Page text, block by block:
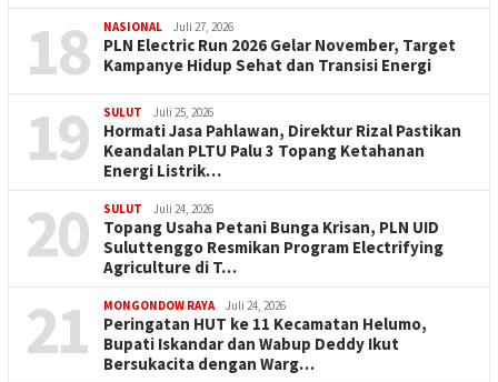
18 NASIONAL Juli 27, 2026
PLN Electric Run 2026 Gelar November, Target
Kampanye Hidup Sehat dan Transisi Energi
19 SULUT Juli 25, 2026
Hormati Jasa Pahlawan, Direktur Rizal Pastikan
Keandalan PLTU Palu 3 Topang Ketahanan
Energi Listrik…
20 SULUT Juli 24, 2026
Topang Usaha Petani Bunga Krisan, PLN UID
Suluttenggo Resmikan Program Electrifying
Agriculture di T…
21 MONGONDOW RAYA Juli 24, 2026
Peringatan HUT ke 11 Kecamatan Helumo,
Bupati Iskandar dan Wabup Deddy Ikut
Bersukacita dengan Warg…